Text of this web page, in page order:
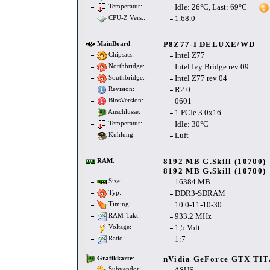
Temperatur: Idle: 26°C, Last: 69°C
CPU-Z Vers.: 1.68.0
MainBoard: P8Z77-I DELUXE/WD
Chipsatz: Intel Z77
Northbridge: Intel Ivy Bridge rev 09
Southbridge: Intel Z77 rev 04
Revision: R2.0
BiosVersion: 0601
Anschlüsse: 1 PCIe 3.0x16
Temperatur: Idle: 30°C
Kühlung: Luft
RAM:
8192 MB G.Skill (10700)
8192 MB G.Skill (10700)
Size: 16384 MB
Typ: DDR3-SDRAM
Timing: 10.0-11-10-30
RAM-Takt: 933.2 MHz
Voltage: 1,5 Volt
Ratio: 1:7
Grafikkarte: nVidia GeForce GTX